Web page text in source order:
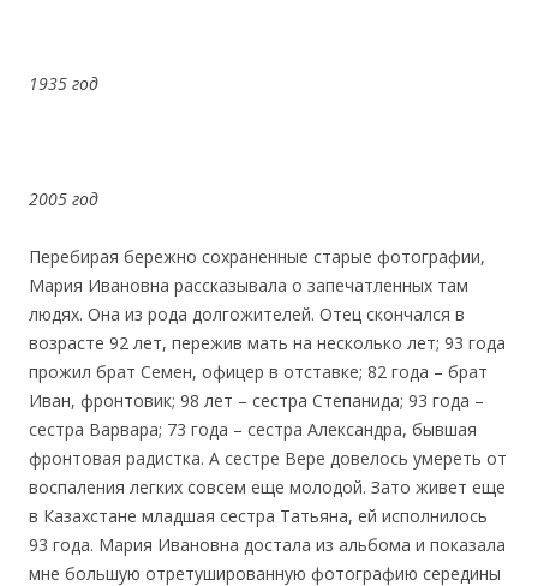
1935 год
2005 год
Перебирая бережно сохраненные старые фотографии,
Мария Ивановна рассказывала о запечатленных там
людях. Она из рода долгожителей. Отец скончался в
возрасте 92 лет, пережив мать на несколько лет; 93 года
прожил брат Семен, офицер в отставке; 82 года – брат
Иван, фронтовик; 98 лет – сестра Степанида; 93 года –
сестра Варвара; 73 года – сестра Александра, бывшая
фронтовая радистка. А сестре Вере довелось умереть от
воспаления легких совсем еще молодой. Зато живет еще
в Казахстане младшая сестра Татьяна, ей исполнилось
93 года. Мария Ивановна достала из альбома и показала
мне большую отретушированную фотографию середины